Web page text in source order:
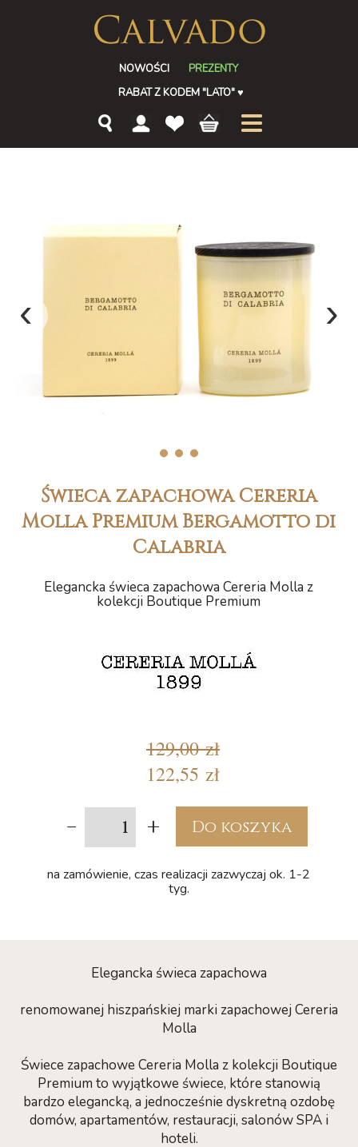
NOWOŚCI
PREZENTY
RABAT Z KODEM "LATO"♥
‹ ›
1 2 3
Świeca zapachowa Cereria
Molla Premium Bergamotto di
Calabria
Elegancka świeca zapachowa Cereria Molla z
kolekcji Boutique Premium
129,00 zł
122,55 zł
- + Do koszyka
na zamówienie, czas realizacji zazwyczaj ok. 1-2
tyg.
Elegancka świeca zapachowa
renomowanej hiszpańskiej marki zapachowej Cereria
Molla
Świece zapachowe Cereria Molla z kolekcji Boutique
Premium to wyjątkowe świece, które stanowią
bardzo elegancką, a jednocześnie dyskretną ozdobę
domów, apartamentów, restauracji, salonów SPA i
hoteli.